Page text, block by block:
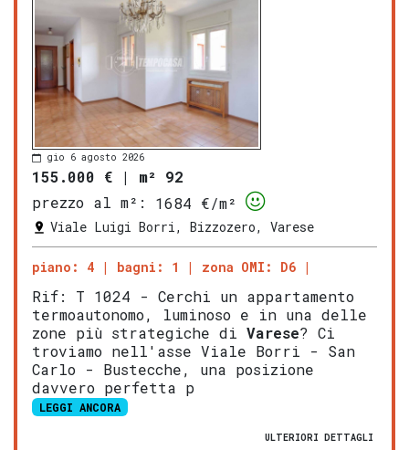
gio 6 agosto 2026
155.000 € | m² 92
prezzo al m²:
1684 €/m²
Viale Luigi Borri, Bizzozero, Varese
piano: 4 bagni: 1 zona OMI: D6
Rif: T 1024 - Cerchi un appartamento
termoautonomo, luminoso e in una delle
zone più strategiche di Varese? Ci
troviamo nell'asse Viale Borri - San
Carlo - Bustecche, una posizione
davvero perfetta p
LEGGI ANCORA
ULTERIORI DETTAGLI